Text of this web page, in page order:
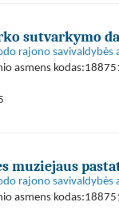
sutvarkymo
rajono savivaldybės
asmens
muziejaus
rajono savivaldybės
asmens